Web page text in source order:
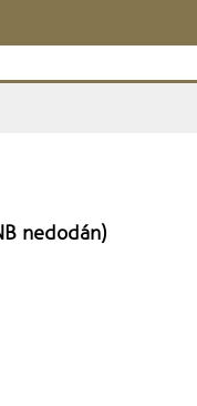
nedodán)